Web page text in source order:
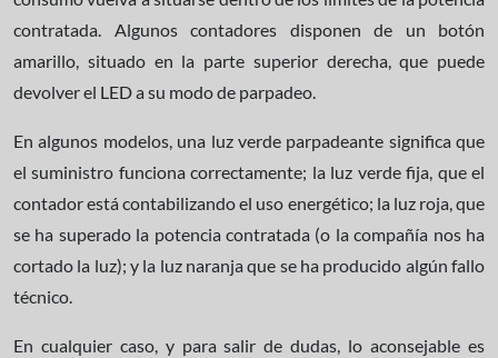
contratada. Algunos contadores disponen de un botón
amarillo, situado en la parte superior derecha, que puede
devolver el LED a su modo de parpadeo.
En algunos modelos, una luz verde parpadeante significa que
el suministro funciona correctamente; la luz verde fija, que el
contador está contabilizando el uso energético; la luz roja, que
se ha superado la potencia contratada (o la compañía nos ha
cortado la luz); y la luz naranja que se ha producido algún fallo
técnico.
En cualquier caso, y para salir de dudas, lo aconsejable es